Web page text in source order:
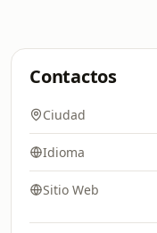
Contactos
Ciudad
Idioma
Sitio Web